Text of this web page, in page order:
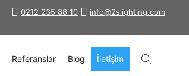
info@2slighting.com
0212 235 88 10
Referanslar Blog İletişim